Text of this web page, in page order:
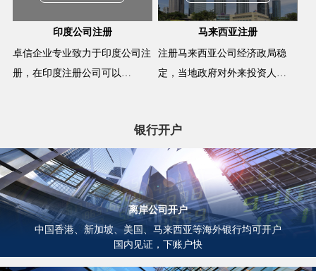
印度公司注册
卓信企业专业致力于印度公司注
册，在印度注册公司可以…
马来西亚注册
注册马来西亚公司经济政局稳
定，当地政府对外来投资人…
银行开户
离岸公司开户
中国香港、新加坡、美国、马来西亚等海外银行均可开户
国内见证，下账户快